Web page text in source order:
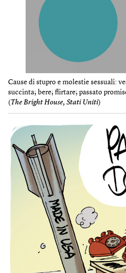
Cause di stupro e molestie sessuali:
succinta; bere; flirtare; passato
(The Bright House, Stati Uniti)